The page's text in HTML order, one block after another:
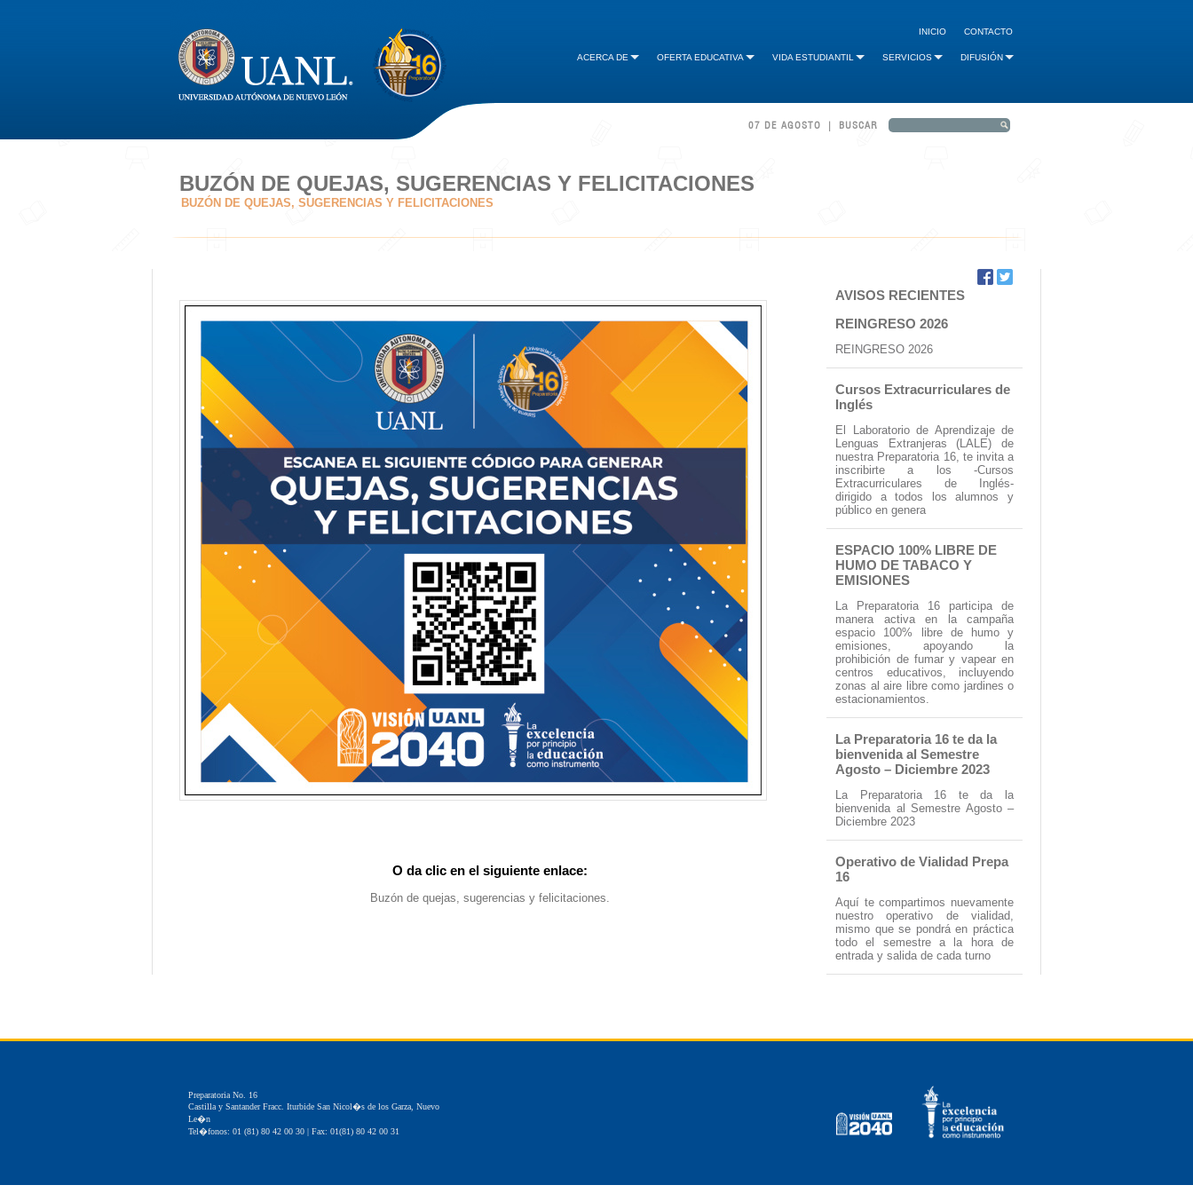
INICIO CONTACTO
ACERCA DE OFERTA EDUCATIVA VIDA ESTUDIANTIL SERVICIOS DIFUSIÓN
07 DE AGOSTO | BUSCAR
BUZÓN DE QUEJAS, SUGERENCIAS Y FELICITACIONES
BUZÓN DE QUEJAS, SUGERENCIAS Y FELICITACIONES
O da clic en el siguiente enlace:
Buzón de quejas, sugerencias y felicitaciones.
AVISOS RECIENTES
REINGRESO 2026
REINGRESO 2026
Cursos Extracurriculares de
Inglés
El Laboratorio de Aprendizaje de
Lenguas Extranjeras (LALE) de
nuestra Preparatoria 16, te invita a
inscribirte a los -Cursos
Extracurriculares de Inglés-
dirigido a todos los alumnos y
público en genera
ESPACIO 100% LIBRE DE
HUMO DE TABACO Y
EMISIONES
La Preparatoria 16 participa de
manera activa en la campaña
espacio 100% libre de humo y
emisiones, apoyando la
prohibición de fumar y vapear en
centros educativos, incluyendo
zonas al aire libre como jardines o
estacionamientos.
La Preparatoria 16 te da la
bienvenida al Semestre
Agosto – Diciembre 2023
La Preparatoria 16 te da la
bienvenida al Semestre Agosto –
Diciembre 2023
Operativo de Vialidad Prepa
16
Aquí te compartimos nuevamente
nuestro operativo de vialidad,
mismo que se pondrá en práctica
todo el semestre a la hora de
entrada y salida de cada turno
Preparatoria No. 16
Castilla y Santander Fracc. Iturbide San Nicol�s de los Garza, Nuevo
Le�n
Tel�fonos: 01 (81) 80 42 00 30 | Fax: 01(81) 80 42 00 31